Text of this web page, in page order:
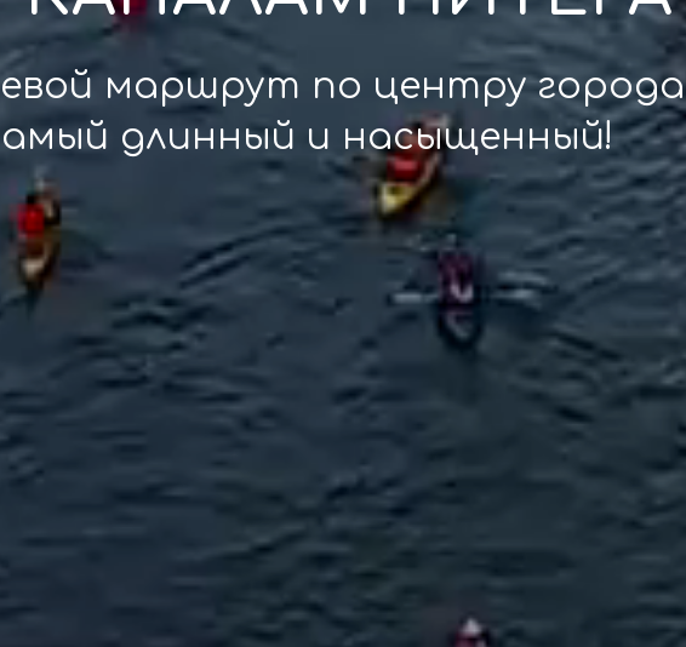
маршрут по центру города
длинный и насыщенный!